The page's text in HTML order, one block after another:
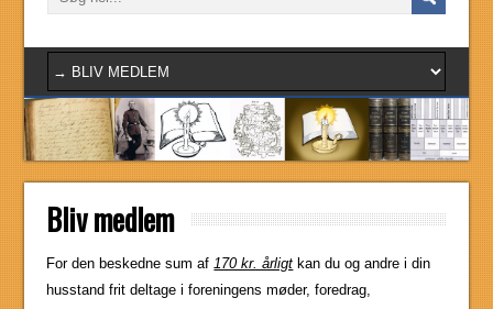
Bliv medlem
For den beskedne sum af 170 kr. årligt kan du og andre i din
husstand frit deltage i foreningens møder, foredrag,